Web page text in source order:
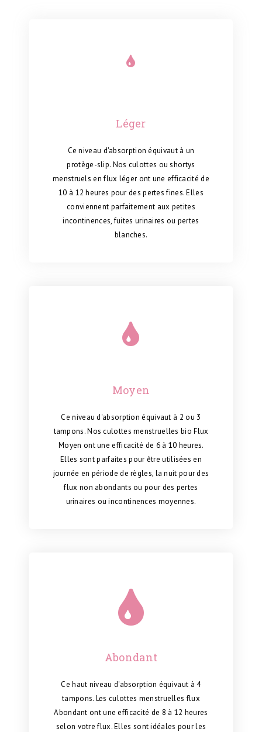
Léger
Ce niveau d'absorption équivaut à un
protège-slip. Nos culottes ou shortys
menstruels en flux léger ont une efficacité de
10 à 12 heures pour des pertes fines. Elles
conviennent parfaitement aux petites
incontinences, fuites urinaires ou pertes
blanches.
Moyen
Ce niveau d'absorption équivaut à 2 ou 3
tampons. Nos culottes menstruelles bio Flux
Moyen ont une efficacité de 6 à 10 heures.
Elles sont parfaites pour être utilisées en
journée en période de règles, la nuit pour des
flux non abondants ou pour des pertes
urinaires ou incontinences moyennes.
Abondant
Ce haut niveau d'absorption équivaut à 4
tampons. Les culottes menstruelles flux
Abondant ont une efficacité de 8 à 12 heures
selon votre flux.Elles sont idéales pour les